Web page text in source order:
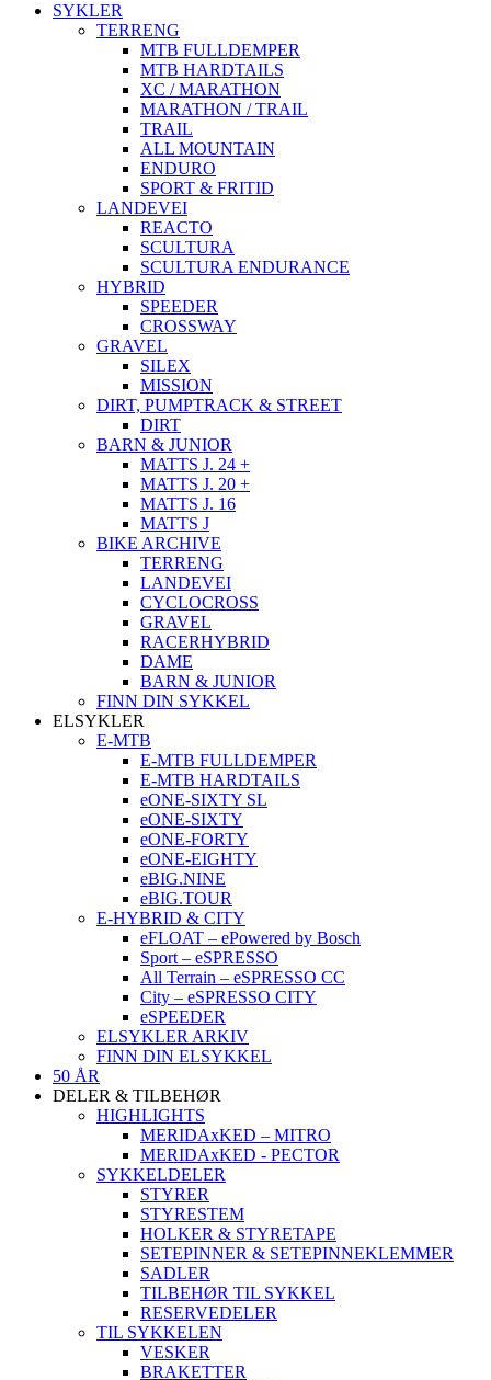
SYKLER
TERRENG
MTB FULLDEMPER
MTB HARDTAILS
XC / MARATHON
MARATHON / TRAIL
TRAIL
ALL MOUNTAIN
ENDURO
SPORT & FRITID
LANDEVEI
REACTO
SCULTURA
SCULTURA ENDURANCE
HYBRID
SPEEDER
CROSSWAY
GRAVEL
SILEX
MISSION
DIRT, PUMPTRACK & STREET
DIRT
BARN & JUNIOR
MATTS J. 24 +
MATTS J. 20 +
MATTS J. 16
MATTS J
BIKE ARCHIVE
TERRENG
LANDEVEI
CYCLOCROSS
GRAVEL
RACERHYBRID
DAME
BARN & JUNIOR
FINN DIN SYKKEL
ELSYKLER
E-MTB
E-MTB FULLDEMPER
E-MTB HARDTAILS
eONE-SIXTY SL
eONE-SIXTY
eONE-FORTY
eONE-EIGHTY
eBIG.NINE
eBIG.TOUR
E-HYBRID & CITY
eFLOAT – ePowered by Bosch
Sport – eSPRESSO
All Terrain – eSPRESSO CC
City – eSPRESSO CITY
eSPEEDER
ELSYKLER ARKIV
FINN DIN ELSYKKEL
50 ÅR
DELER & TILBEHØR
HIGHLIGHTS
MERIDAxKED – MITRO
MERIDAxKED - PECTOR
SYKKELDELER
STYRER
STYRESTEM
HOLKER & STYRETAPE
SETEPINNER & SETEPINNEKLEMMER
SADLER
TILBEHØR TIL SYKKEL
RESERVEDELER
TIL SYKKELEN
VESKER
BRAKETTER